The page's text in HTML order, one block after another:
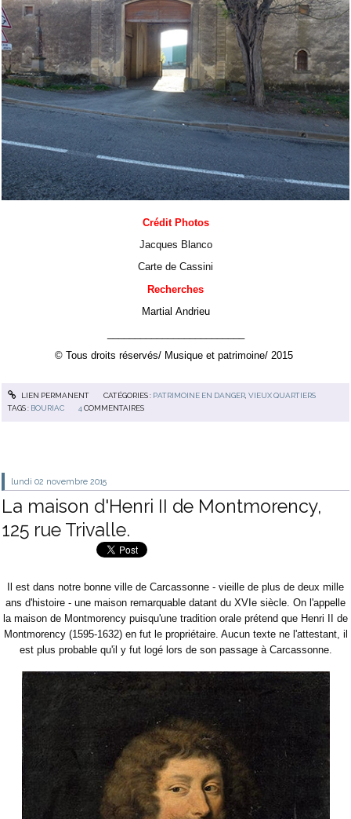
Crédit Photos
Jacques Blanco
Carte de Cassini
Recherches
Martial Andrieu
© Tous droits réservés/ Musique et patrimoine/ 2015
LIEN PERMANENT CATÉGORIES : PATRIMOINE EN DANGER, VIEUX QUARTIERS
TAGS : BOURIAC 4 COMMENTAIRES
lundi 02 novembre 2015
La maison d'Henri II de Montmorency,
125 rue Trivalle.
Il est dans notre bonne ville de Carcassonne - vieille de plus de deux mille
ans d'histoire - une maison remarquable datant du XVIe siècle. On l'appelle
la maison de Montmorency puisqu'une tradition orale prétend que Henri II de
Montmorency (1595-1632) en fut le propriétaire. Aucun texte ne l'attestant, il
est plus probable qu'il y fut logé lors de son passage à Carcassonne.